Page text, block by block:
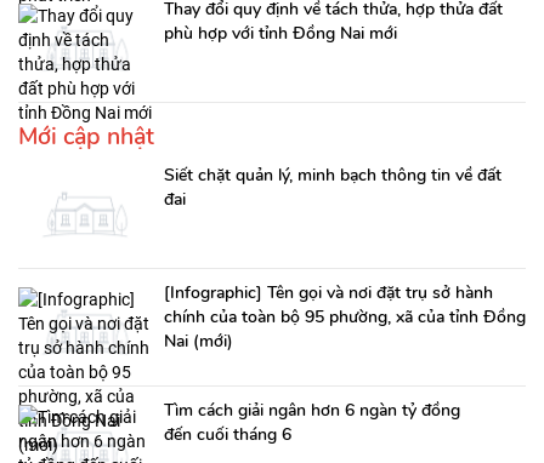
Thay đổi quy định về tách thửa, hợp thửa đất
phù hợp với tỉnh Đồng Nai mới
Mới cập nhật
Siết chặt quản lý, minh bạch thông tin về đất
đai
[Infographic] Tên gọi và nơi đặt trụ sở hành
chính của toàn bộ 95 phường, xã của tỉnh Đồng
Nai (mới)
Tìm cách giải ngân hơn 6 ngàn tỷ đồng
đến cuối tháng 6